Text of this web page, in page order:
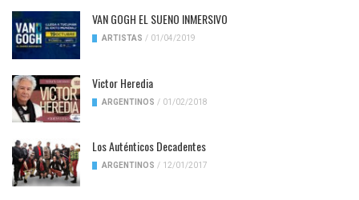
VAN GOGH EL SUENO INMERSIVO
ARTISTAS / 01/04/2019
Victor Heredia
ARGENTINOS / 01/02/2018
Los Auténticos Decadentes
ARGENTINOS / 12/01/2017